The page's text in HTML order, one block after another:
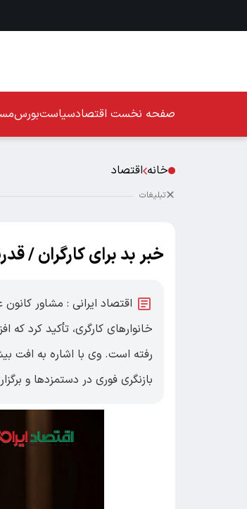
صفحه نخست اقتصادسیاستبورس
خانه اقتصاد
تبلیغات
خبر بد برای کارگران /
اقتصاد ایرانی : مشاور
بازنگری فوری در دستمزد‌ها و